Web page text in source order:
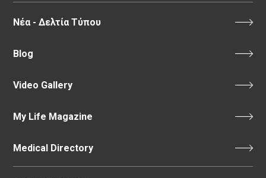
Νέα - Δελτία Τύπου
Blog
Video Gallery
My Life Magazine
Medical Directory